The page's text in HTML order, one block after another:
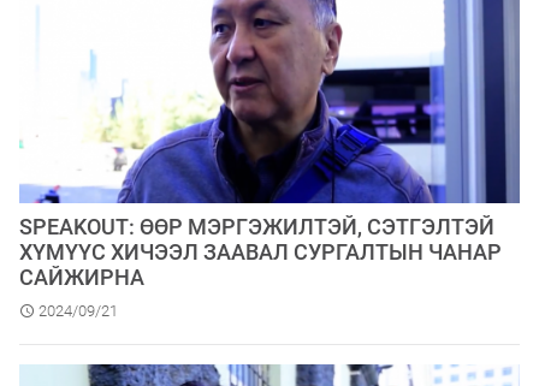
SPEAKOUT: ӨӨР МЭРГЭЖИЛТЭЙ, СЭТГЭЛТЭЙ
ХҮМҮҮС ХИЧЭЭЛ ЗААВАЛ СУРГАЛТЫН ЧАНАР
САЙЖИРНА
2024/09/21